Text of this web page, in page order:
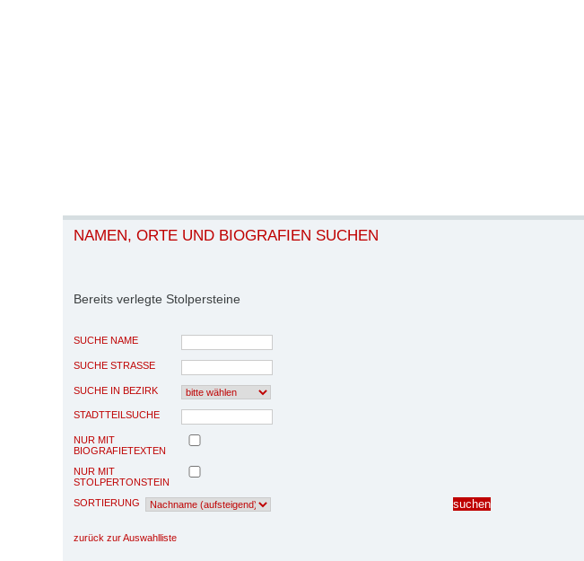
NAMEN, ORTE UND BIOGRAFIEN SUCHEN
Bereits verlegte Stolpersteine
SUCHE NAME
SUCHE STRASSE
SUCHE IN BEZIRK
STADTTEILSUCHE
NUR MIT
BIOGRAFIETEXTEN
NUR MIT
STOLPERTONSTEIN
SORTIERUNG
zurück zur Auswahlliste